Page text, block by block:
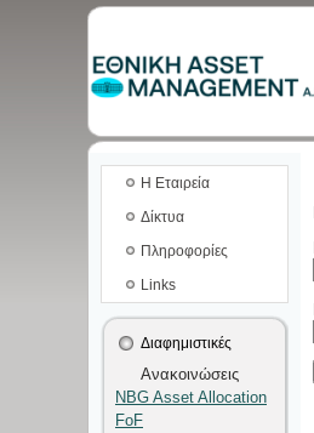
Η Εταιρεία
Δίκτυα
Πληροφορίες
Links
Διαφημιστικές
Ανακοινώσεις
NBG Asset Allocation
FoF